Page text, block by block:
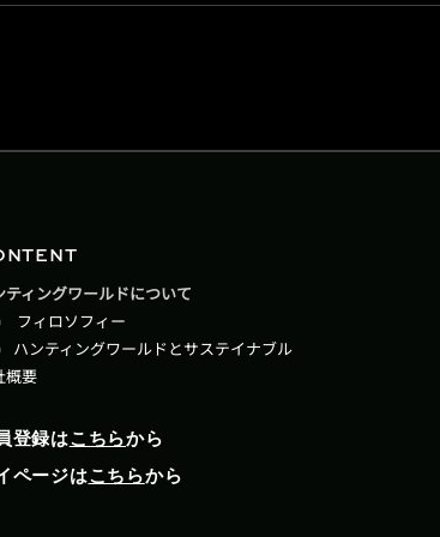
ティングワールドについて
フィロソフィー
ハンティングワールドとサステイナブル
概要
登録はこちらから
ページはこちらから